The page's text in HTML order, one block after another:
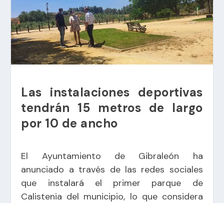
Las instalaciones deportivas
tendrán 15 metros de largo
por 10 de ancho
El Ayuntamiento de Gibraleón ha
anunciado a través de las redes sociales
que instalará el primer parque de
Calistenia del municipio, lo que considera